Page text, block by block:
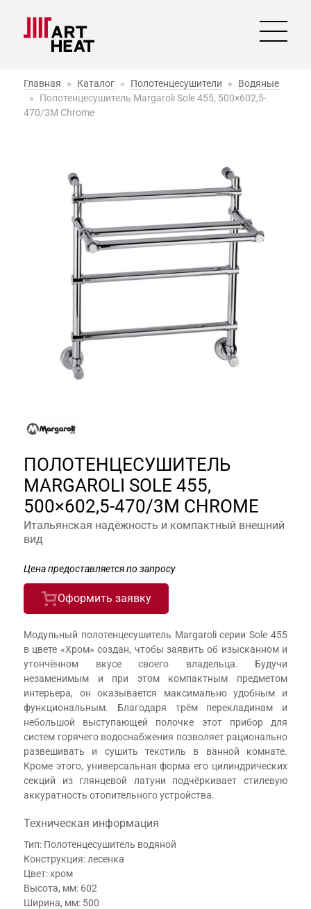
Главная » Каталог » Полотенцесушители »
Водяные
»
Полотенцесушитель Margaroli Sole 455, 500×602,5-
470/3M Chrome
ПОЛОТЕНЦЕСУШИТЕЛЬ
MARGAROLI SOLE 455,
500×602,5-470/3M CHROME
Итальянская надёжность и компактный внешний
вид
Цена предоставляется по запросу
Оформить заявку
Модульный полотенцесушитель Margaroli серии Sole 455
в цвете «Хром» создан, чтобы заявить об изысканном и
утончённом вкусе своего владельца. Будучи
незаменимым и при этом компактным предметом
интерьера, он оказывается максимально удобным и
функциональным. Благодаря трём перекладинам и
небольшой выступающей полочке этот прибор для
систем горячего водоснабжения позволяет рационально
развешивать и сушить текстиль в ванной комнате.
Кроме этого, универсальная форма его цилиндрических
секций из глянцевой латуни подчёркивает стилевую
аккуратность отопительного устройства.
Техническая информация
Тип: Полотенцесушитель водяной
Конструкция: лесенка
Цвет: хром
Высота, мм: 602
Ширина, мм: 500